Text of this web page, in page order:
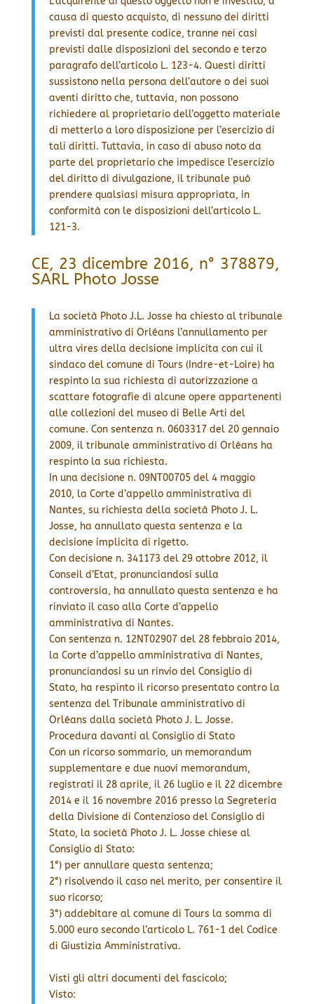
causa di questo acquisto, di nessuno dei diritti
previsti dal presente codice, tranne nei casi
previsti dalle disposizioni del secondo e terzo
paragrafo dell’articolo L. 123-4. Questi diritti
sussistono nella persona dell’autore o dei suoi
aventi diritto che, tuttavia, non possono
richiedere al proprietario dell’oggetto materiale
di metterlo a loro disposizione per l’esercizio di
tali diritti. Tuttavia, in caso di abuso noto da
parte del proprietario che impedisce l’esercizio
del diritto di divulgazione, il tribunale può
prendere qualsiasi misura appropriata, in
conformità con le disposizioni dell’articolo L.
121-3.
CE, 23 dicembre 2016, n° 378879,
SARL Photo Josse
La società Photo J.L. Josse ha chiesto al tribunale
amministrativo di Orléans l’annullamento per
ultra vires della decisione implicita con cui il
sindaco del comune di Tours (Indre-et-Loire) ha
respinto la sua richiesta di autorizzazione a
scattare fotografie di alcune opere appartenenti
alle collezioni del museo di Belle Arti del
comune. Con sentenza n. 0603317 del 20 gennaio
2009, il tribunale amministrativo di Orléans ha
respinto la sua richiesta.
In una decisione n. 09NT00705 del 4 maggio
2010, la Corte d’appello amministrativa di
Nantes, su richiesta della società Photo J. L.
Josse, ha annullato questa sentenza e la
decisione implicita di rigetto.
Con decisione n. 341173 del 29 ottobre 2012, il
Conseil d’Etat, pronunciandosi sulla
controversia, ha annullato questa sentenza e ha
rinviato il caso alla Corte d’appello
amministrativa di Nantes.
Con sentenza n. 12NT02907 del 28 febbraio 2014,
la Corte d’appello amministrativa di Nantes,
pronunciandosi su un rinvio del Consiglio di
Stato, ha respinto il ricorso presentato contro la
sentenza del Tribunale amministrativo di
Orléans dalla società Photo J. L. Josse.
Procedura davanti al Consiglio di Stato
Con un ricorso sommario, un memorandum
supplementare e due nuovi memorandum,
registrati il 28 aprile, il 26 luglio e il 22 dicembre
2014 e il 16 novembre 2016 presso la Segreteria
della Divisione di Contenzioso del Consiglio di
Stato, la società Photo J. L. Josse chiese al
Consiglio di Stato:
1°) per annullare questa sentenza;
2°) risolvendo il caso nel merito, per consentire il
suo ricorso;
3°) addebitare al comune di Tours la somma di
5.000 euro secondo l’articolo L. 761-1 del Codice
di Giustizia Amministrativa.
Visti gli altri documenti del fascicolo;
Visto: